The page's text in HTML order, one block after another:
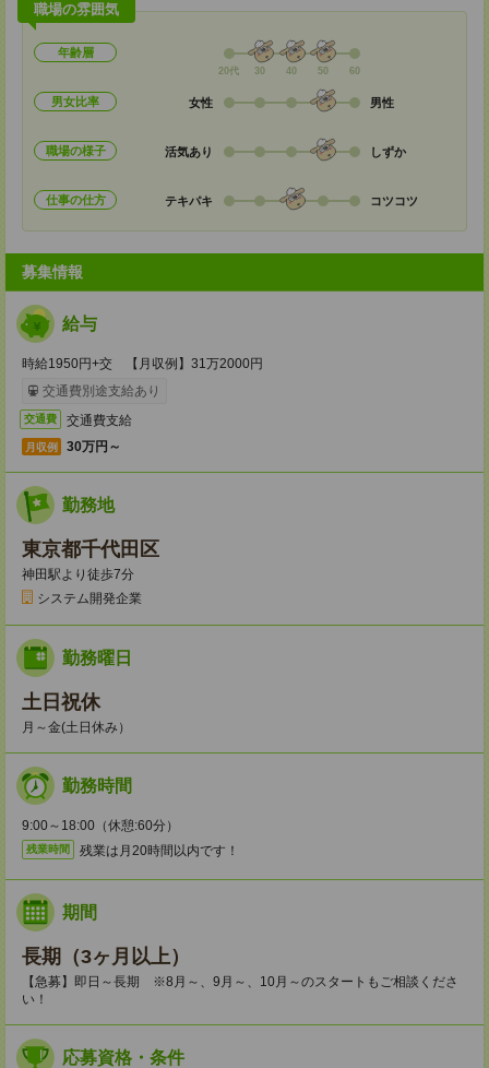
職場の雰囲気
年齢層
20代 30 40 50 60
男女比率 女性 男性
職場の様子 活気あり しずか
仕事の仕方 テキパキ コツコツ
募集情報
給与
時給1950円+交 【月収例】31万2000円
交通費別途支給あり
交通費 交通費支給
月収例 30万円～
勤務地
東京都千代田区
神田駅より徒歩7分
システム開発企業
勤務曜日
土日祝休
月～金(土日休み）
勤務時間
9:00～18:00（休憩:60分）
残業時間 残業は月20時間以内です！
期間
長期（3ヶ月以上）
【急募】即日～長期 ※8月～、9月～、10月～のスタートもご相談くださ
い！
応募資格・条件